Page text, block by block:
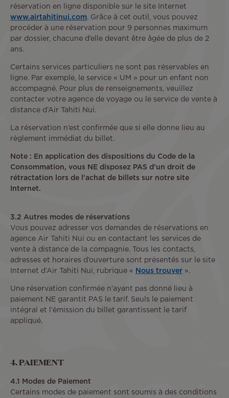
réservation en ligne disponible sur le site Internet
www.airtahitinui.com. Grâce à cet outil, vous pouvez
procéder à une réservation pour 9 personnes maximum
par dossier, chacune d’elle devant être âgée de plus de 2
ans.
Certains services particuliers ne sont pas réservables en
ligne. Par exemple, le service « UM » pour un enfant non
accompagné. Pour plus de renseignements, veuillez
contacter votre agence de voyage ou le service de vente à
distance d’Air Tahiti Nui.
La réservation n’est confirmée que si elle donne lieu au
règlement immédiat du billet.
Note : En application des dispositions du Code de la
Consommation, vous NE disposez PAS d'un droit de
rétractation lors de l'achat de billets sur notre site
Internet.
3.2 Autres modes de réservations
Vous pouvez adresser vos demandes de réservations en
agence Air Tahiti Nui ou en contactant les services de
vente à distance de la compagnie. Tous les contacts,
adresses et horaires d’ouverture sont présentés sur le site
Internet d’Air Tahiti Nui, rubrique «
Nous trouver ».
Une réservation confirmée n’ayant pas donné lieu à
paiement NE garantit PAS le tarif. Seuls le paiement
intégral et l’émission du billet garantissent le tarif
appliqué.
4. PAIEMENT
4.1 Modes de Paiement
Certains modes de paiement sont soumis à des conditions